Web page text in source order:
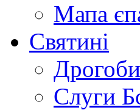
Мапа
Святині
Слуги